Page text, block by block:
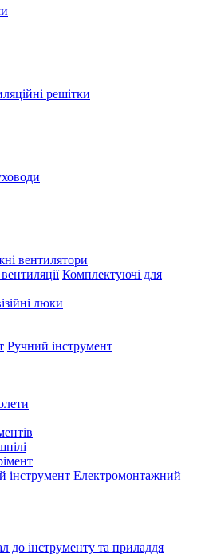
решітки
вентилятори
Комплектуючі для
люки
Ручний інструмент
Електромонтажний